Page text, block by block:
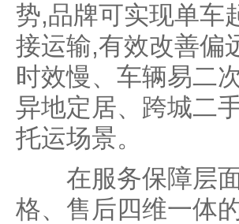
势,品牌可实现单车
接运输,有效改善偏
时效慢、车辆易二
异地定居、跨城二
托运场景。
在服务保障层面,
格、售后四维一体